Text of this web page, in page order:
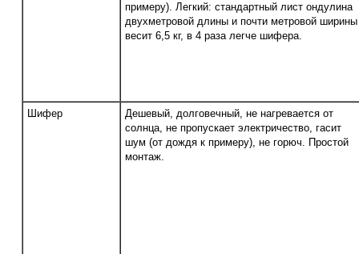
примеру). Легкий: стандартный лист ондулина
двухметровой длины и почти метровой ширины
весит 6,5 кг, в 4 раза легче шифера.
Шифер
Дешевый, долговечный, не нагревается от
солнца, не пропускает электричество, гасит
шум (от дождя к примеру), не горюч. Простой
монтаж.